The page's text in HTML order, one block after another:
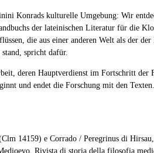
Konrads kulturelle Umgebung: Wir
der lateinischen Literatur für die
die aus einer anderen Welt als der
spricht dafür.
deren Hauptverdienst im Fortschritt
und endet die Forschung mit den
14159) e Corrado / Peregrinus di
Rivista di storia della filosofia